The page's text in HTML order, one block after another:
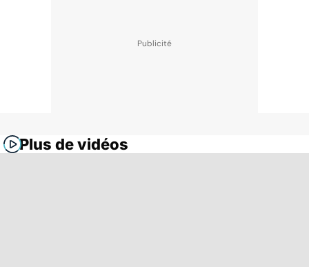
Plus de vidéos